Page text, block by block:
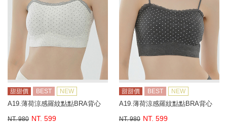
甜甜價 BEST NEW
A19.薄荷涼感羅紋點點BRA背心
NT. 980 NT. 599
甜甜價 BEST NEW
A19.薄荷涼感羅紋點點BRA背心
NT. 980 NT. 599